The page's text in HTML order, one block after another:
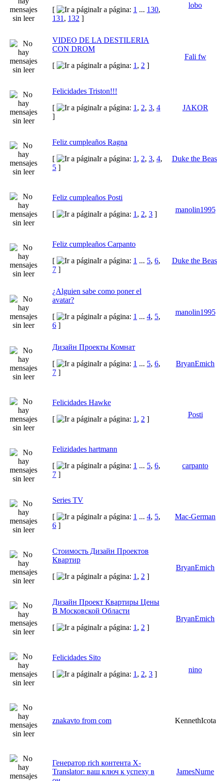
[
Ir a página: 1 ... 130,
131 , 132 ]
lobo
VIDEO DE LA DESTILERIA
CON DROM
[
Ir a página: 1 , 2 ]
Fali fw
Felicidades Triston!!!
[
Ir a página: 1 , 2, 3, 4
]
JAKOR
Feliz cumpleaños Ragna
[
Ir a página: 1 , 2, 3, 4,
5 ]
Duke the
Feliz cumpleaños Posti
[
Ir a página: 1 , 2, 3 ]
manolin1995
Feliz cumpleaños Carpanto
[
Ir a página: 1 ... 5, 6,
7 ]
Duke the
¿Alguien sabe como poner el
avatar?
[
Ir a página: 1 ... 4, 5,
6 ]
manolin1995
Дизайн Проекты Комнат
[
Ir a página: 1 ... 5, 6,
7 ]
BryanEmich
Felicidades Hawke
[
Ir a página: 1 , 2 ]
Posti
Felizidades hartmann
[
Ir a página: 1 ... 5, 6,
7 ]
carpanto
Series TV
[
Ir a página: 1 ... 4, 5,
6 ]
Mac-German
Стоимость Дизайн Проектов
Квартир
[
Ir a página: 1 , 2 ]
BryanEmich
Дизайн Проект Квартиры Цены
В Московской Области
[
Ir a página: 1 , 2 ]
BryanEmich
Felicidades Sito
[
Ir a página: 1 , 2, 3 ]
nino
znakavto from com KennethIcota
Генератор rich контента X-
Translator: ваш ключ к успеху в
JamesNurne